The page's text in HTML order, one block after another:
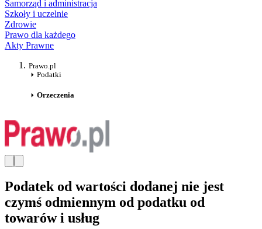
Samorząd i administracja
Szkoły i uczelnie
Zdrowie
Prawo dla każdego
Akty Prawne
Prawo.pl
Podatki
Orzeczenia
Podatek od wartości dodanej nie jest
czymś odmiennym od podatku od
towarów i usług